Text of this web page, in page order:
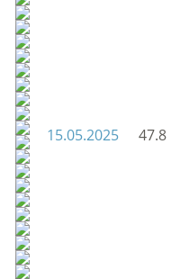
15.05.2025 47.8